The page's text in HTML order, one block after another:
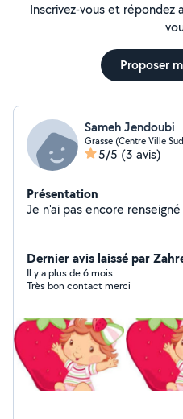
Inscrivez-vous et répondez
Proposer
Sameh Jendoubi
Grasse (Centre Ville
5/5 (3 avis)
Présentation
Dernier avis laissé par
Il y a plus de 6 mois
Très bon contact merci